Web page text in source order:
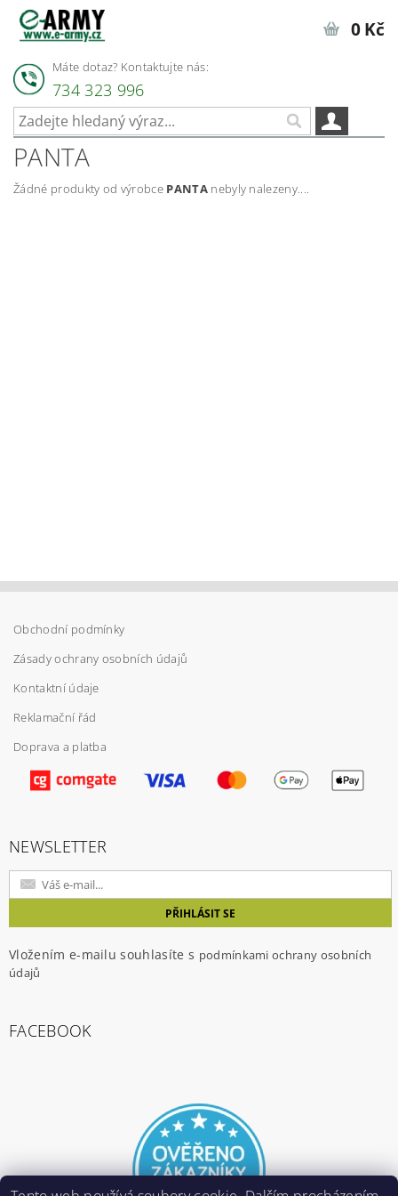
Máte dotaz? Kontaktujte nás:
734 323 996
0 Kč
PANTA
Žádné produkty od výrobce PANTAnebyly nalezeny....
Obchodní podmínky
Zásady ochrany osobních údajů
Kontaktní údaje
Reklamační řád
Doprava a platba
NEWSLETTER
Vložením e-mailu souhlasíte s podmínkami ochrany osobních
údajů
FACEBOOK